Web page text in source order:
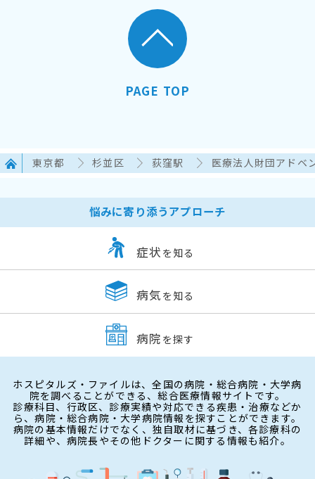
PAGE TOP
東京都 杉並区 荻窪駅 医療法人財団アドベ
悩みに寄り添うアプローチ
症状 を知る
病気 を知る
病院 を探す
ホスピタルズ・ファイルは、全国の病院・総合病院・大学病
院を調べることができる、総合医療情報サイトです。
診療科目、行政区、診療実績や対応できる疾患・治療などか
ら、病院・総合病院・大学病院情報を探すことができます。
病院の基本情報だけでなく、独自取材に基づき、各診療科の
詳細や、病院長やその他ドクターに関する情報も紹介。